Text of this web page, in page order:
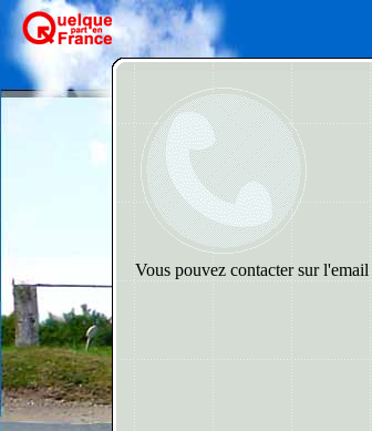
Vous pouvez contacter sur l'email